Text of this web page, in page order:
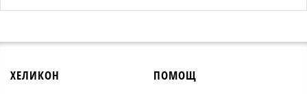
ХЕЛИКОН ПОМОЩ